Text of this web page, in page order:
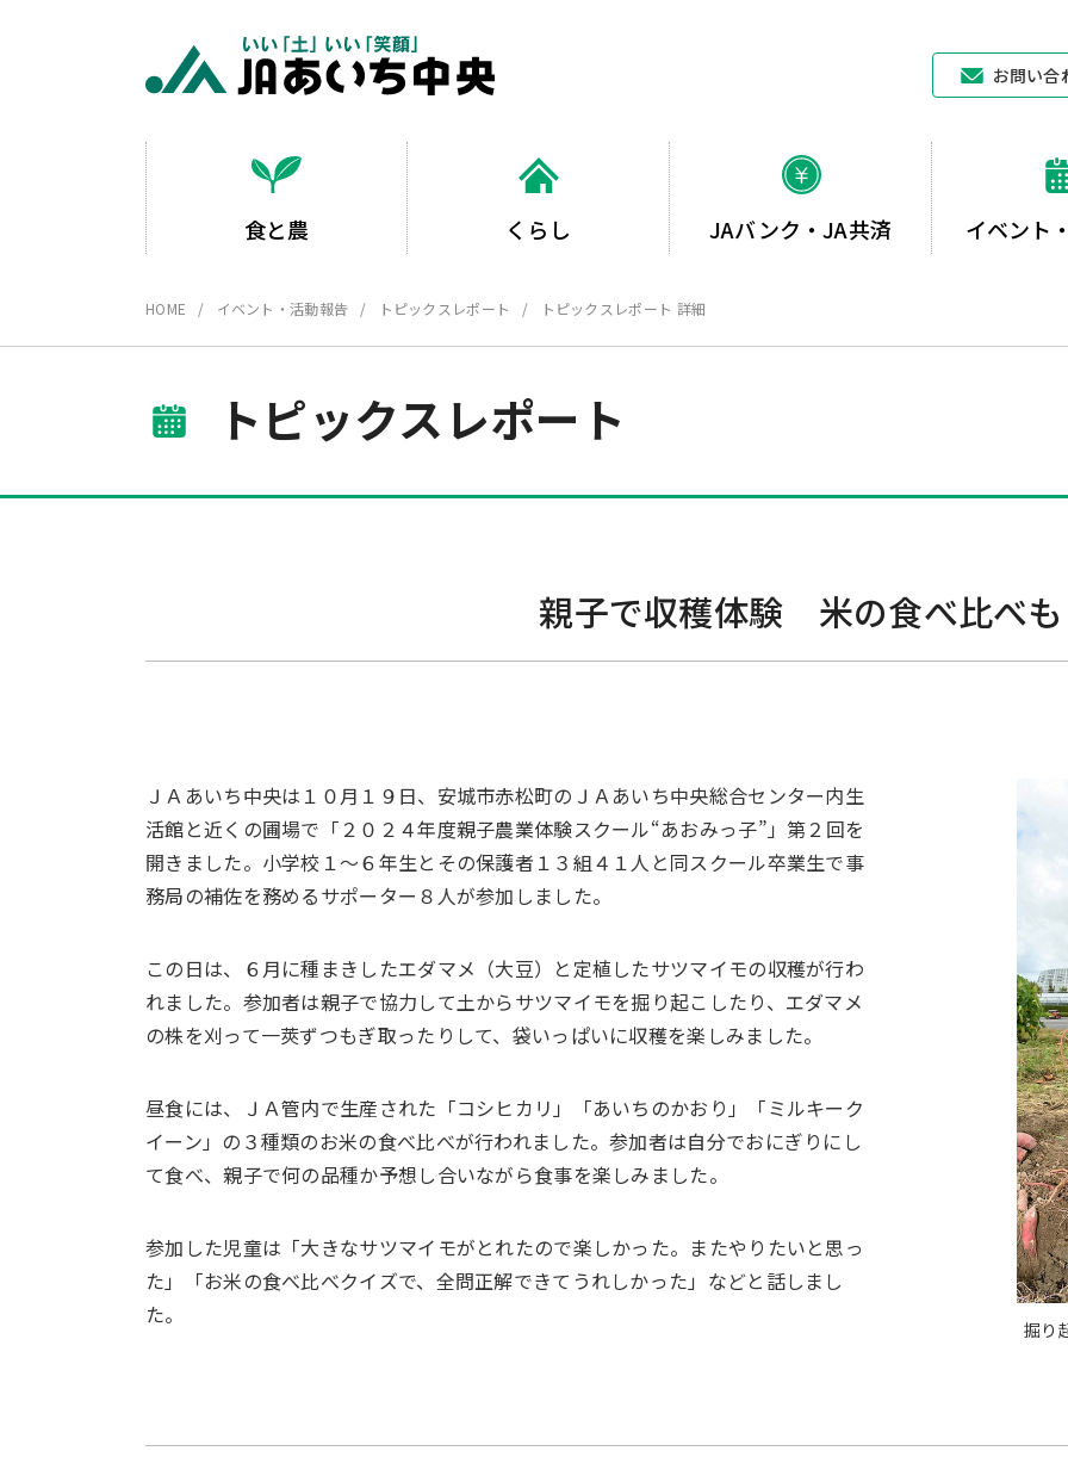
お問い合
食と農 くらし JAバンク・JA共済 イベント
HOME イベント・活動報告 トピックスレポート トピックスレポート 詳細
トピックスレポート
親子で収穫体験 米の食べ比べも
掘り
ＪＡあいち中央は１０月１９日、安城市赤松町のＪＡあいち中央総合センター内生
活館と近くの圃場で「２０２４年度親子農業体験スクール“あおみっ子”」第２回を
開きました。小学校１～６年生とその保護者１３組４１人と同スクール卒業生で事
務局の補佐を務めるサポーター８人が参加しました。
この日は、６月に種まきしたエダマメ（大豆）と定植したサツマイモの収穫が行わ
れました。参加者は親子で協力して土からサツマイモを掘り起こしたり、エダマメ
の株を刈って一莢ずつもぎ取ったりして、袋いっぱいに収穫を楽しみました。
昼食には、ＪＡ管内で生産された「コシヒカリ」「あいちのかおり」「ミルキーク
イーン」の３種類のお米の食べ比べが行われました。参加者は自分でおにぎりにし
て食べ、親子で何の品種か予想し合いながら食事を楽しみました。
参加した児童は「大きなサツマイモがとれたので楽しかった。またやりたいと思っ
た」「お米の食べ比べクイズで、全問正解できてうれしかった」などと話しまし
た。